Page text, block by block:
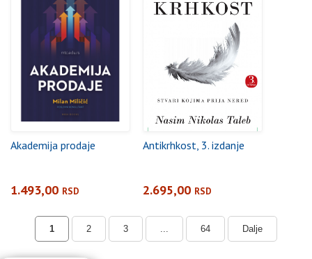
Akademija prodaje
1.493,00 RSD
Antikrhkost, 3. izdanje
2.695,00 RSD
1 2 3 64 Dalje